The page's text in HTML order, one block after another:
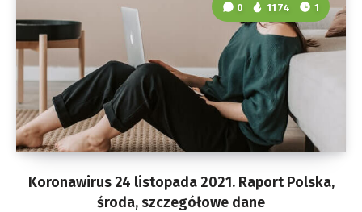
Koronawirus 24 listopada 2021. Raport Polska,
środa, szczegółowe dane
0 1174 1